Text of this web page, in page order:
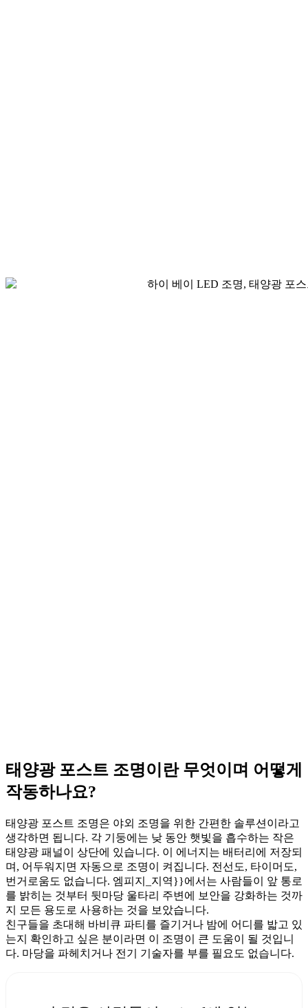
태양광 포스트 조명이란 무엇이며 어떻게
작동하나요?
태양광 포스트 조명은 야외 조명을 위한 간편한 솔루션이라고
생각하면 됩니다. 각 기둥에는 낮 동안 햇빛을 흡수하는 작은
태양광 패널이 상단에 있습니다. 이 에너지는 배터리에 저장되
며, 어두워지면 자동으로 조명이 켜집니다. 전선도, 타이머도,
번거로움도 없습니다. 엠피지_지역}}에서는 사람들이 앞 통로
를 밝히는 것부터 뒷마당 울타리 주변에 보안을 강화하는 것까
지 모든 용도로 사용하는 것을 보았습니다.
친구들을 초대해 바비큐 파티를 즐기거나 밤에 어디를 밟고 있
는지 확인하고 싶은 분이라면 이 조명이 큰 도움이 될 것입니
다. 마당을 파헤치거나 전기 기술자를 부를 필요도 없습니다.